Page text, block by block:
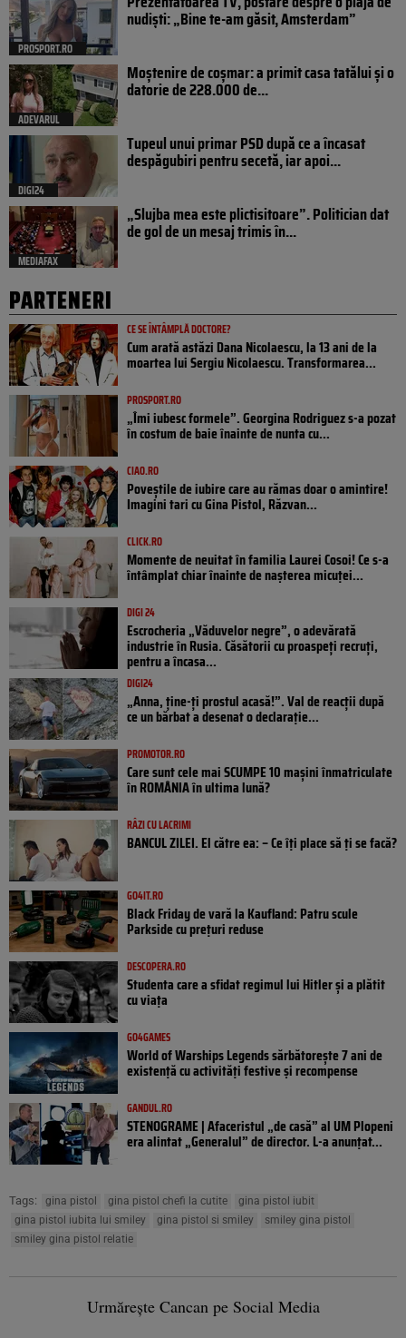
PROSPORT.RO
nudiști: „Bine te-am găsit, Amsterdam”
ADEVARUL
Moștenire de coșmar: a primit casa tatălui și o
datorie de 228.000 de...
DIGI24
Tupeul unui primar PSD după ce a încasat
despăgubiri pentru secetă, iar apoi...
MEDIAFAX
„Slujba mea este plictisitoare”. Politician dat
de gol de un mesaj trimis în...
PARTENERI
CE SE ÎNTÂMPLĂ DOCTORE?
Cum arată astăzi Dana Nicolaescu, la 13 ani de la
moartea lui Sergiu Nicolaescu. Transformarea...
PROSPORT.RO
„Îmi iubesc formele”. Georgina Rodriguez s-a pozat
în costum de baie înainte de nunta cu...
CIAO.RO
Poveştile de iubire care au rămas doar o amintire!
Imagini tari cu Gina Pistol, Răzvan...
CLICK.RO
Momente de neuitat în familia Laurei Cosoi! Ce s-a
întâmplat chiar înainte de nașterea micuței...
DIGI 24
Escrocheria „Văduvelor negre”, o adevărată
industrie în Rusia. Căsătorii cu proaspeți recruți,
pentru a încasa...
DIGI24
„Anna, ţine-ţi prostul acasă!”. Val de reacții după
ce un bărbat a desenat o declarație...
PROMOTOR.RO
Care sunt cele mai SCUMPE 10 mașini înmatriculate
în ROMÂNIA în ultima lună?
RÂZI CU LACRIMI
BANCUL ZILEI. El către ea: – Ce îți place să ți se facă?
GO4IT.RO
Black Friday de vară la Kaufland: Patru scule
Parkside cu prețuri reduse
DESCOPERA.RO
Studenta care a sfidat regimul lui Hitler și a plătit
cu viața
GO4GAMES
World of Warships Legends sărbătorește 7 ani de
existență cu activități festive și recompense
GANDUL.RO
STENOGRAME | Afaceristul „de casă” al UM Plopeni
era alintat „Generalul” de director. L-a anunțat...
Tags: gina pistol gina pistol chefi la cutite
gina pistol iubit
gina pistol iubita lui smiley
gina pistol si smiley
smiley gina pistol
smiley gina pistol relatie
Urmărește Cancan pe Social Media